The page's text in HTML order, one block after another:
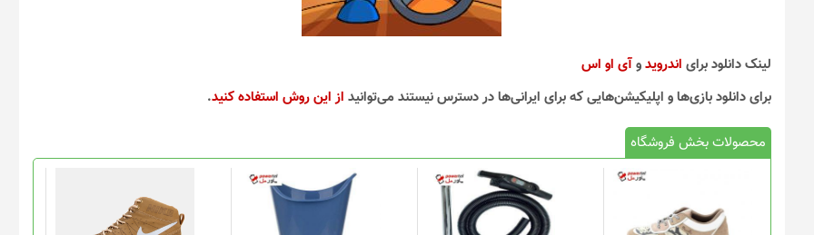
لینک دانلود برای اندرویدوآی او اس
برای دانلود بازی‌ها و اپلیکیشن‌هایی که برای ایرانی‌ها در دسترس نیستند می‌توانید از این روش استفاده کنید.
محصولات بخش فروشگاه
محصول